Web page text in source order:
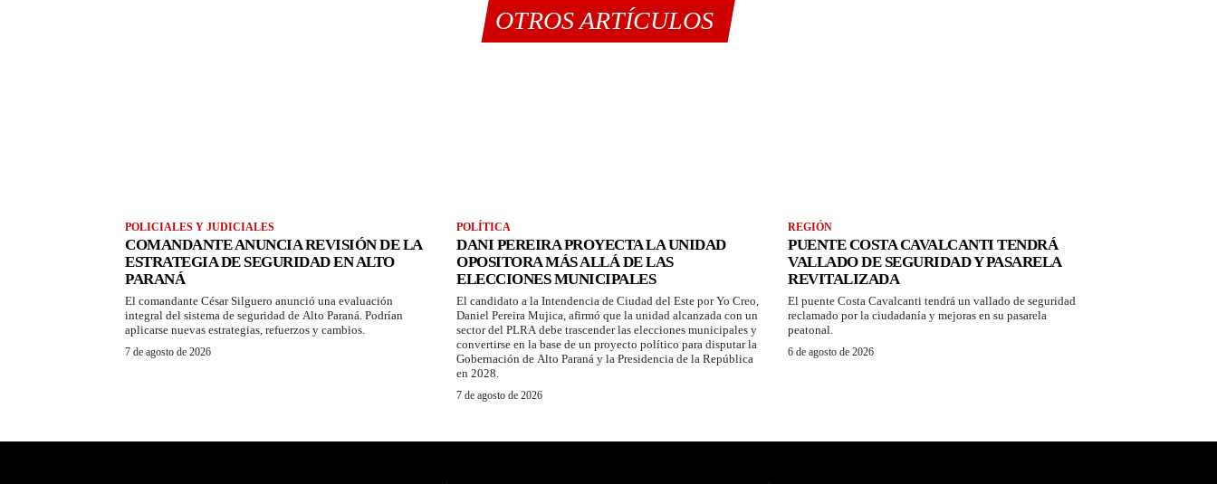
OTROS ARTÍCULOS
POLICIALES Y JUDICIALES
COMANDANTE ANUNCIA REVISIÓN DE LA
ESTRATEGIA DE SEGURIDAD EN ALTO
PARANÁ
El comandante César Silguero anunció una evaluación
integral del sistema de seguridad de Alto Paraná. Podrían
aplicarse nuevas estrategias, refuerzos y cambios.
7 de agosto de 2026
POLÍTICA
DANI PEREIRA PROYECTA LA UNIDAD
OPOSITORA MÁS ALLÁ DE LAS
ELECCIONES MUNICIPALES
El candidato a la Intendencia de Ciudad del Este por Yo Creo,
Daniel Pereira Mujica, afirmó que la unidad alcanzada con un
sector del PLRA debe trascender las elecciones municipales y
convertirse en la base de un proyecto político para disputar la
Gobernación de Alto Paraná y la Presidencia de la República
en 2028.
7 de agosto de 2026
REGIÓN
PUENTE COSTA CAVALCANTI TENDRÁ
VALLADO DE SEGURIDAD Y PASARELA
REVITALIZADA
El puente Costa Cavalcanti tendrá un vallado de seguridad
reclamado por la ciudadanía y mejoras en su pasarela
peatonal.
6 de agosto de 2026